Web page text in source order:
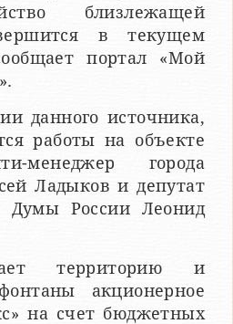
близлежащей
в текущем
портал «Мой
данного источника,
работы на объекте
менеджер города
Ладыков и депутат
Думы России Леонид
территорию и
акционерное
на счет бюджетных